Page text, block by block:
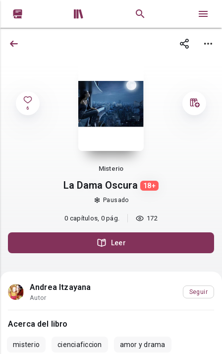
 
6
Misterio
La Dama Oscura 18+
Pausado
0 capítulos, 0 pág. 172
Leer
Andrea Itzayana
Autor
Seguir
Acerca del libro
misterio cienciaficcion amor y drama